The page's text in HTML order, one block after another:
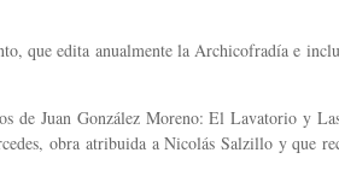
que edita anualmente la Archicofradía e
Juan González Moreno: El Lavatorio y
obra atribuida a Nicolás Salzillo y que